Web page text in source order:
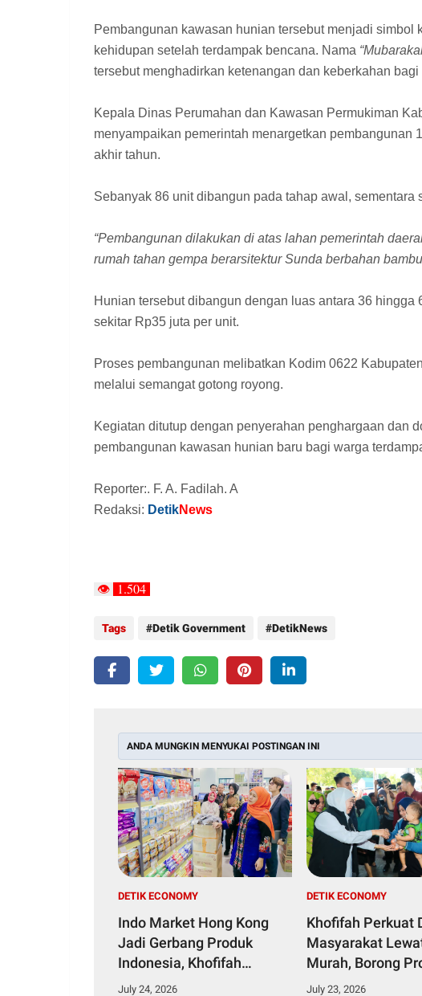
Pembangunan kawasan hunian tersebut menjadi simbol
kehidupan setelah terdampak bencana. Nama
tersebut menghadirkan ketenangan dan keberkahan
Kepala Dinas Perumahan dan Kawasan Permukiman
menyampaikan pemerintah menargetkan pembangunan
akhir tahun.
Sebanyak 86 unit dibangun pada tahap awal,
“Pembangunan dilakukan di atas lahan pemerintah
rumah tahan gempa berarsitektur Sunda berbahan
Hunian tersebut dibangun dengan luas antara 36
sekitar Rp35 juta per unit.
Proses pembangunan melibatkan Kodim 0622
melalui semangat gotong royong.
Kegiatan ditutup dengan penyerahan penghargaan dan
pembangunan kawasan hunian baru bagi warga
Reporter:. F. A. Fadilah. A
Redaksi: DetikNews
👁 1.504
Tags Detik Government DetikNews
ANDA MUNGKIN MENYUKAI POSTINGAN INI
DETIK ECONOMY
Indo Market Hong Kong
Jadi Gerbang Produk
Indonesia, Khofifah
Perkuat Ekspansi UMKM
July 24, 2026
DETIK ECONOMY
Khofifah Perkuat
Masyarakat
Murah, Borong
UMKM dan
July 23, 2026